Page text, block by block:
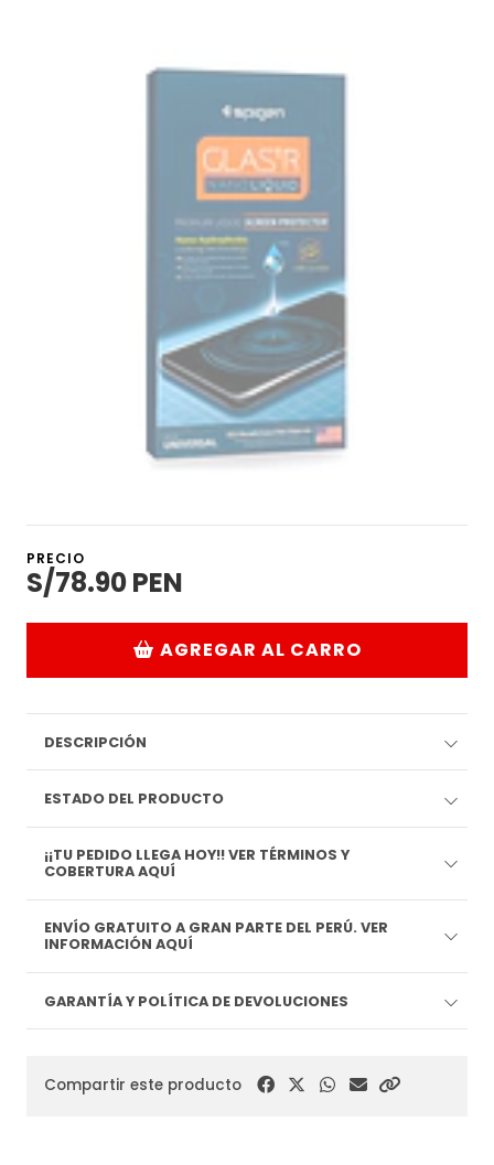
PRECIO
S/78.90 PEN
AGREGAR AL CARRO
DESCRIPCIÓN
ESTADO DEL PRODUCTO
¡¡TU PEDIDO LLEGA HOY!! VER TÉRMINOS Y
COBERTURA AQUÍ
ENVÍO GRATUITO A GRAN PARTE DEL PERÚ. VER
INFORMACIÓN AQUÍ
GARANTÍA Y POLÍTICA DE DEVOLUCIONES
Compartir este producto